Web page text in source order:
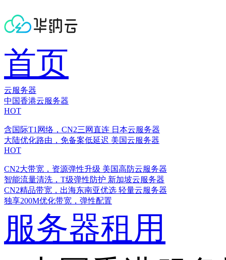
首页
云服务器
中国香港云服务器
HOT
含国际T1网络，CN2三网直连 日本云服务器
大陆优化路由，免备案低延迟 美国云服务器
HOT
CN2大带宽，资源弹性升级 美国高防云服务器
智能流量清洗，T级弹性防护 新加坡云服务器
CN2精品带宽，出海东南亚优选 轻量云服务器
独享200M优化带宽，弹性配置
服务器租用